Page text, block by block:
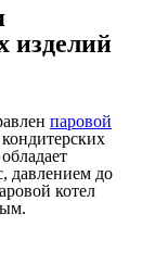
изделий
паровой
обладает
давлением до
котел